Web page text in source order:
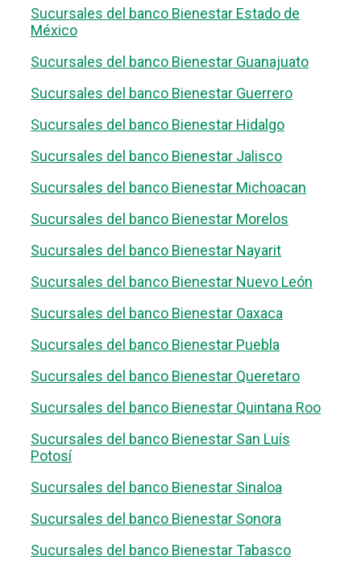
Sucursales del banco Bienestar Estado de
México
Sucursales del banco Bienestar Guanajuato
Sucursales del banco Bienestar Guerrero
Sucursales del banco Bienestar Hidalgo
Sucursales del banco Bienestar Jalisco
Sucursales del banco Bienestar Michoacan
Sucursales del banco Bienestar Morelos
Sucursales del banco Bienestar Nayarit
Sucursales del banco Bienestar Nuevo León
Sucursales del banco Bienestar Oaxaca
Sucursales del banco Bienestar Puebla
Sucursales del banco Bienestar Queretaro
Sucursales del banco Bienestar Quintana Roo
Sucursales del banco Bienestar San Luís
Potosí
Sucursales del banco Bienestar Sinaloa
Sucursales del banco Bienestar Sonora
Sucursales del banco Bienestar Tabasco